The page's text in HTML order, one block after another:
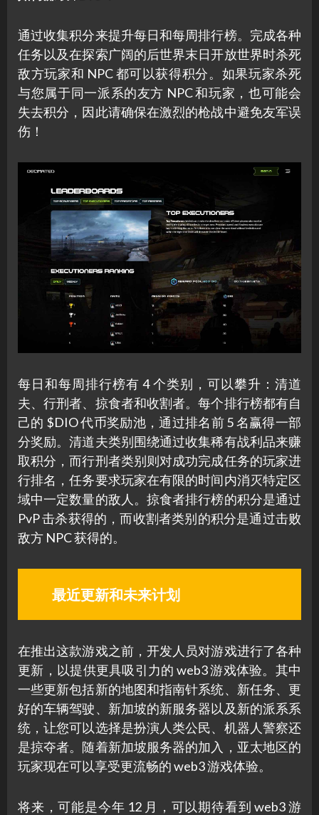
通过收集积分来提升每日和每周排行榜。完成各种
任务以及在探索广阔的后世界末日开放世界时杀死
敌方玩家和 NPC 都可以获得积分。如果玩家杀死
与您属于同一派系的友方 NPC 和玩家，也可能会
失去积分，因此请确保在激烈的枪战中避免友军误
伤！
每日和每周排行榜有 4 个类别，可以攀升：清道
夫、行刑者、掠食者和收割者。每个排行榜都有自
己的 $DIO 代币奖励池，通过排名前 5 名赢得一部
分奖励。清道夫类别围绕通过收集稀有战利品来赚
取积分，而行刑者类别则对成功完成任务的玩家进
行排名，任务要求玩家在有限的时间内消灭特定区
域中一定数量的敌人。掠食者排行榜的积分是通过
PvP 击杀获得的，而收割者类别的积分是通过击败
敌方 NPC 获得的。
最近更新和未来计划
在推出这款游戏之前，开发人员对游戏进行了各种
更新，以提供更具吸引力的 web3 游戏体验。其中
一些更新包括新的地图和指南针系统、新任务、更
好的车辆驾驶、新加坡的新服务器以及新的派系系
统，让您可以选择是扮演人类公民、机器人警察还
是掠夺者。随着新加坡服务器的加入，亚太地区的
玩家现在可以享受更流畅的 web3 游戏体验。
将来，可能是今年 12 月，可以期待看到 web3 游